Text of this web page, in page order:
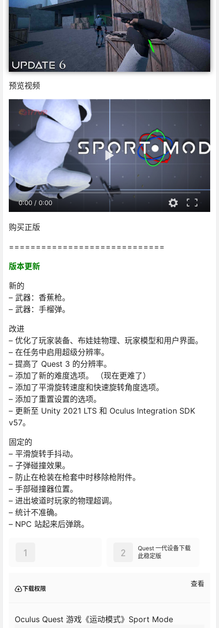
预览视频
0:00 / 0:00
购买正版
=============================
版本更新
新的
– 武器：香蕉枪。
– 武器：手榴弹。
改进
– 优化了玩家装备、布娃娃物理、玩家模型和用户界面。
– 在任务中启用超级分辨率。
– 提高了 Quest 3 的分辨率。
– 添加了新的难度选项。 （现在更难了）
– 添加了平滑旋转速度和快速旋转角度选项。
– 添加了重置设置的选项。
– 更新至 Unity 2021 LTS 和 Oculus Integration SDK
v57。
固定的
– 平滑旋转手抖动。
– 子弹碰撞效果。
– 防止在枪装在枪套中时移除枪附件。
– 手部碰撞器位置。
– 进出坡道时玩家的物理超调。
– 统计不准确。
– NPC 站起来后弹跳。
1
Quest 一代设备下载
此稳定版
2
下载权限
查看
Oculus Quest 游戏《运动模式》Sport Mode